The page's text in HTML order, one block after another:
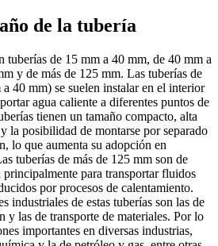
de la tubería
tuberías de 15 mm a 40 mm, de 40 mm a
y de más de 125 mm. Las tuberías de
40 mm) se suelen instalar en el interior
agua caliente a diferentes puntos de
tienen un tamaño compacto, alta
la posibilidad de montarse por separado
lo que aumenta su adopción en
tuberías de más de 125 mm son de
para transportar fluidos
por procesos de calentamiento.
industriales de estas tuberías son las de
y las de transporte de materiales. Por lo
importantes en diversas industrias,